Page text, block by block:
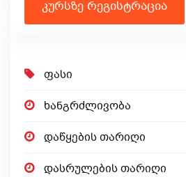
კურსზე რეგისტრაცია
ფასი
ხანგრძლივობა
დაწყების თარიღი
დასრულების თარიღი